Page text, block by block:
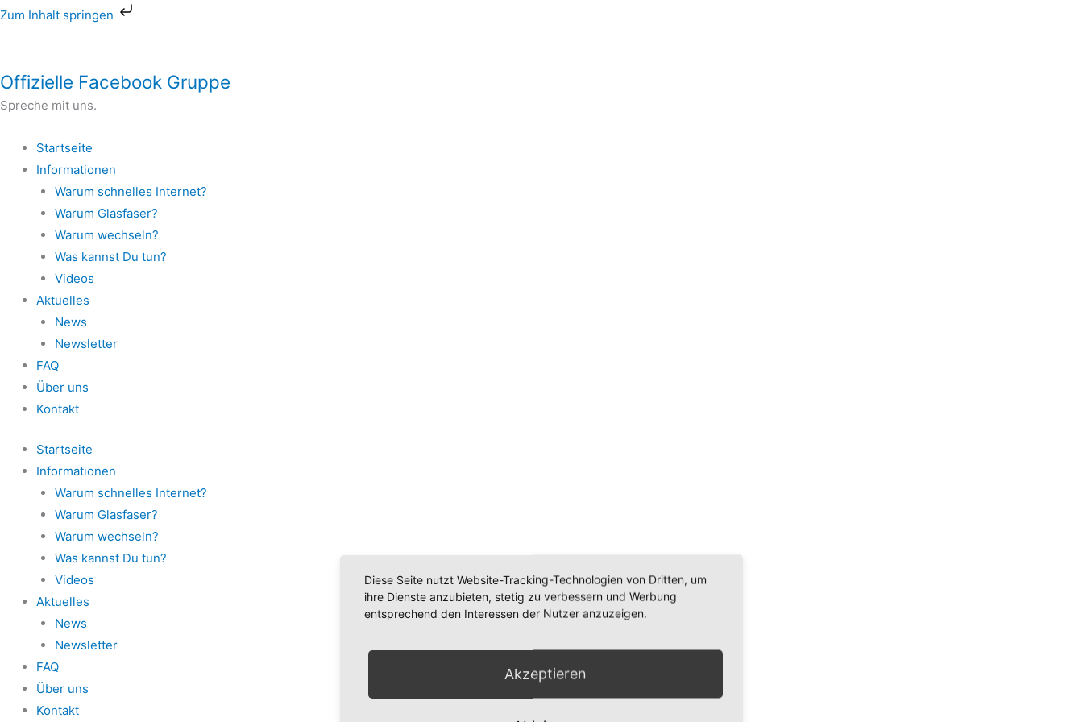
Zum Inhalt springen
Zum
Offizielle Facebook Gruppe
Spreche mit uns.
Startseite
Informationen
Warum schnelles Internet?
Warum Glasfaser?
Warum wechseln?
Was kannst Du tun?
Videos
Aktuelles
News
Newsletter
FAQ
Über uns
Kontakt
Startseite
Informationen
Warum schnelles Internet?
Warum Glasfaser?
Warum wechseln?
Was kannst Du tun?
Videos
Aktuelles
News
Newsletter
FAQ
Über uns
Kontakt
Diese Seite nutzt Website-Tracking-Technologien von Dritten, um
ihre Dienste anzubieten, stetig zu verbessern und Werbung
entsprechend den Interessen der Nutzer anzuzeigen.
Akzeptieren